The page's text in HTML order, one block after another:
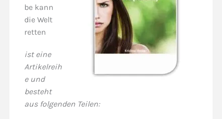
be kann
die Welt
retten
ist eine
Artikelreih
e und
besteht
aus folgenden Teilen: